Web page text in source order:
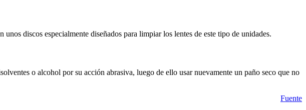
discos especialmente diseñados para limpiar los lentes de este tipo de unidades.
o alcohol por su acción abrasiva, luego de ello usar nuevamente un paño seco que no
Fuente